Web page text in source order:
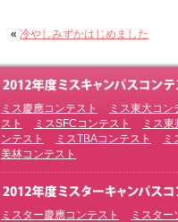
« 冷やしみずかはじめました
ミス慶應コンテスト
ミス東大コン
スト
ミスSFCコンテスト
ミス
ンテスト
ミスTBAコンテスト
ミ
美林コンテスト
ミスター慶應コンテスト
ミスタ